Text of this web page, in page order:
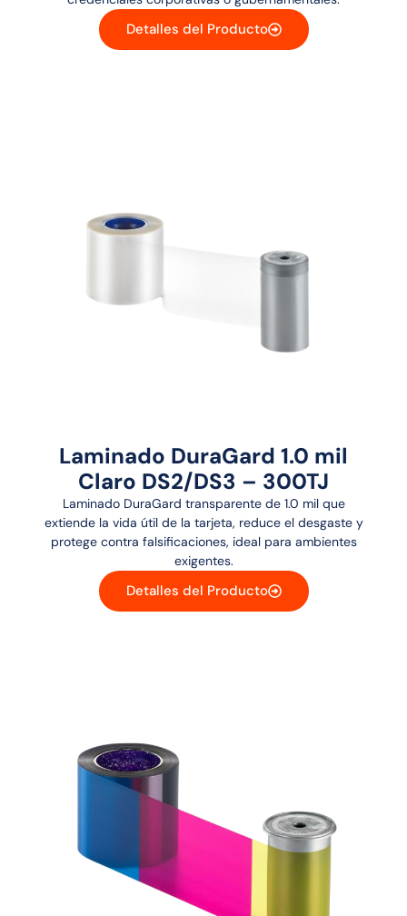
Detalles del Producto
Laminado DuraGard 1.0 mil
Claro DS2/DS3 – 300TJ
Laminado DuraGard transparente de 1.0 mil que
extiende la vida útil de la tarjeta, reduce el desgaste y
protege contra falsificaciones, ideal para ambientes
exigentes.
Detalles del Producto